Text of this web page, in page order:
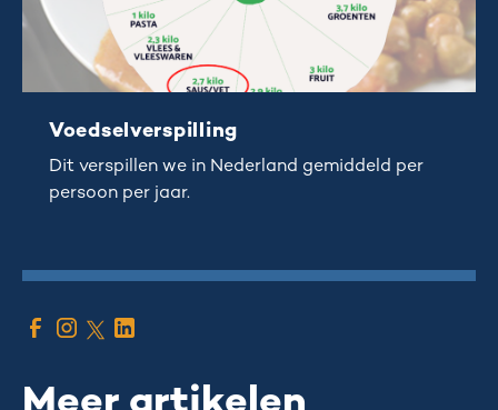
Voedselverspilling
Dit verspillen we in Nederland gemiddeld per
persoon per jaar.